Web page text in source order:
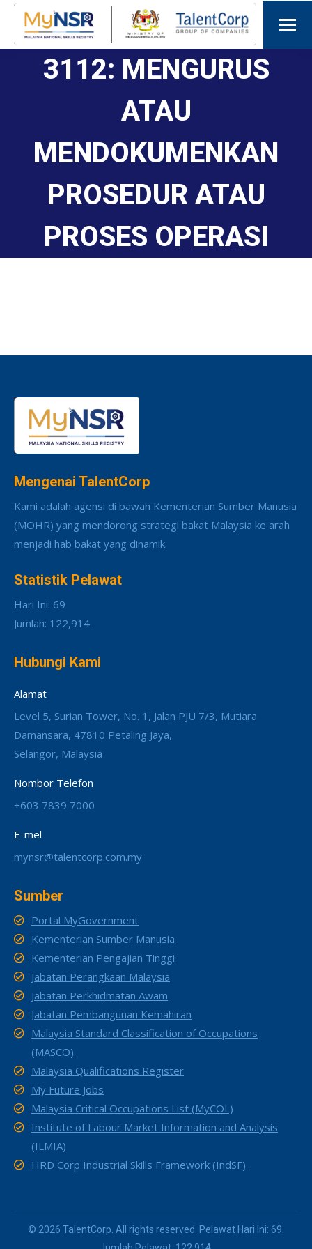
3112: MENGURUS
ATAU
MENDOKUMENKAN
PROSEDUR ATAU
PROSES OPERASI
Mengenai TalentCorp
Kami adalah agensi di bawah Kementerian Sumber Manusia
(MOHR) yang mendorong strategi bakat Malaysia ke arah
menjadi hab bakat yang dinamik.
Statistik Pelawat
Hari Ini: 69
Jumlah: 122,914
Hubungi Kami
Alamat
Level 5, Surian Tower, No. 1, Jalan PJU 7/3, Mutiara
Damansara, 47810 Petaling Jaya,
Selangor, Malaysia
Nombor Telefon
+603 7839 7000
E-mel
mynsr@talentcorp.com.my
Sumber
Portal MyGovernment
Kementerian Sumber Manusia
Kementerian Pengajian Tinggi
Jabatan Perangkaan Malaysia
Jabatan Perkhidmatan Awam
Jabatan Pembangunan Kemahiran
Malaysia Standard Classification of Occupations
(MASCO)
Malaysia Qualifications Register
My Future Jobs
Malaysia Critical Occupations List (MyCOL)
Institute of Labour Market Information and Analysis
(ILMIA)
HRD Corp Industrial Skills Framework (IndSF)
© 2026 TalentCorp. All rights reserved. Pelawat Hari Ini: 69.